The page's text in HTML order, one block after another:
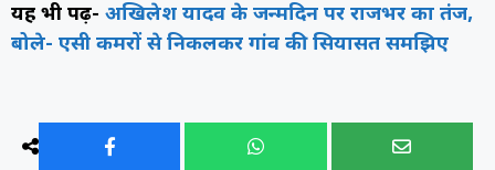
यह भी पढ़ें- अखिलेश यादव के जन्मदिन पर राजभर का तंज,
बोले- एसी कमरों से निकलकर गांव की सियासत समझिए